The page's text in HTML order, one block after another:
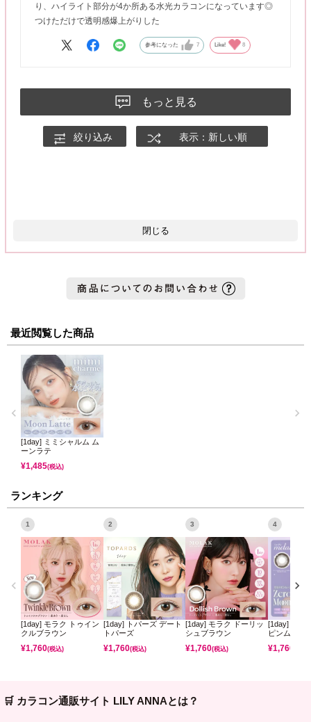
り、ハイライト部分が4か所ある水光カラコンになっています◎
つけただけで透明感爆上がりした
参考になった 7 Like! 8
もっと見る
絞り込み 表示：新しい順
閉じる
最近閲覧した商品
[1day] ミミシャルム ム
ーンラテ
¥1,485(税込)
ランキング
1
[1day] モラク トゥイン
クルブラウン
¥1,760(税込)
2
[1day] トパーズ デート
トパーズ
¥1,760(税込)
3
[1day] モラク ドーリッ
シュブラウン
¥1,760(税込)
4
[1day] ミレ
ピンムーン
¥1,760
🛒 カラコン通販サイト LILY ANNAとは？